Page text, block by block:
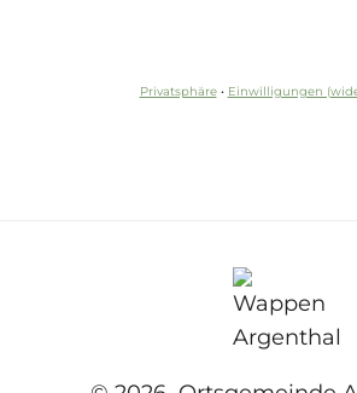
Privatsphäre• Einwilligungen